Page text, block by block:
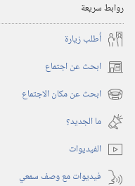
روابط سريعة
أُطلب زيارة
ابحث عن اجتماع (يفتح
نافذة ابحث عن مكان الاجتماع (يفتح
نافذة
جديدة)
ما الجديد؟‏
الفيديوات
فيديوات مع وصف سمعي